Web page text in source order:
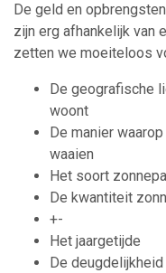
De geld en
zijn erg afhankelijk van
zetten we moeiteloos
De geografische
woont
De manier
waaien
Het soort
De kwantiteit
+-
Het jaargetijde
De